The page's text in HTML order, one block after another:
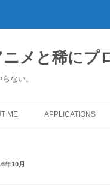
メと稀にプ
ない。
ME APPLICATIONS
年10月